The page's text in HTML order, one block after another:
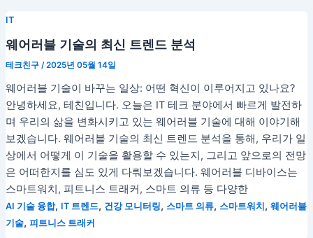
IT
웨어러블 기술의 최신 트렌드 분석
테크친구 /2025년 05월 14일
웨어러블 기술이 바꾸는 일상: 어떤 혁신이 이루어지고 있나요?
안녕하세요, 테친입니다. 오늘은 IT 테크 분야에서 빠르게 발전하
며 우리의 삶을 변화시키고 있는 웨어러블 기술에 대해 이야기해
보겠습니다. 웨어러블 기술의 최신 트렌드 분석을 통해, 우리가 일
상에서 어떻게 이 기술을 활용할 수 있는지, 그리고 앞으로의 전망
은 어떠한지를 심도 있게 다뤄보겠습니다. 웨어러블 디바이스는
스마트워치, 피트니스 트래커, 스마트 의류 등 다양한
AI 기술 융합, IT 트렌드, 건강 모니터링, 스마트 의류, 스마트워치 , 웨어러블
기술, 피트니스 트래커